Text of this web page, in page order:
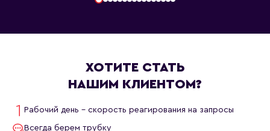
ХОТИТЕ СТАТЬ
НАШИМ КЛИЕНТОМ?
Рабочий день - скорость реагирования на запросы
Всегда берем трубку